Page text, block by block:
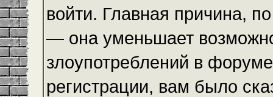
войти. Главная причина,
— она уменьшает
злоупотреблений в
регистрации, вам было